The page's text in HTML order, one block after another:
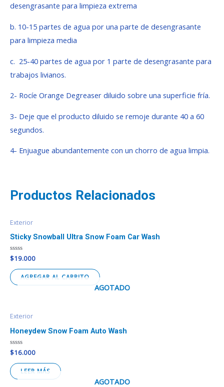
desengrasante para limpieza extrema
b. 10-15 partes de agua por una parte de desengrasante
para limpieza media
c. 25-40 partes de agua por 1 parte de desengrasante para
trabajos livianos.
2- Rocíe Orange Degreaser diluido sobre una superficie fría.
3- Deje que el producto diluido se remoje durante 40 a 60
segundos.
4- Enjuague abundantemente con un chorro de agua limpia.
Productos Relacionados
Exterior
Sticky Snowball Ultra Snow Foam Car Wash
Valorado
en
0
de
5
$19.000
AGREGAR AL CARRITO
AGOTADO
Exterior
Honeydew Snow Foam Auto Wash
Valorado
en
0
de
5
$16.000
LEER MÁS
AGOTADO